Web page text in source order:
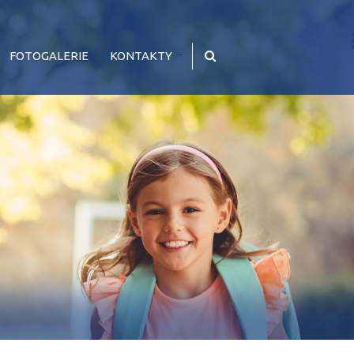
FOTOGALERIE KONTAKTY